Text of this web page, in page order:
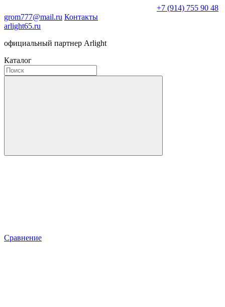
+7 (914) 755 90 48
grom777@mail.ru Контакты
arlight65.ru
официальный партнер Arlight
Каталог
Сравнение